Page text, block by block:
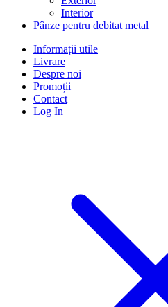
Interior
Pânze pentru debitat metal
Informații utile
Livrare
Despre noi
Promoții
Contact
Log In